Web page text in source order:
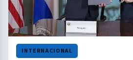
INTERNACIONAL